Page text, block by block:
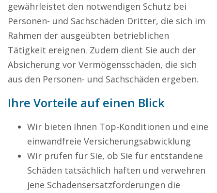
gewährleistet den notwendigen Schutz bei
Personen- und Sachschäden Dritter, die sich im
Rahmen der ausgeübten betrieblichen
Tätigkeit ereignen. Zudem dient Sie auch der
Absicherung vor Vermögensschäden, die sich
aus den Personen- und Sachschäden ergeben.
Ihre Vorteile auf einen Blick
Wir bieten Ihnen Top-Konditionen und eine
einwandfreie Versicherungsabwicklung
Wir prüfen für Sie, ob Sie für entstandene
Schäden tatsächlich haften und verwehren
jene Schadensersatzforderungen die